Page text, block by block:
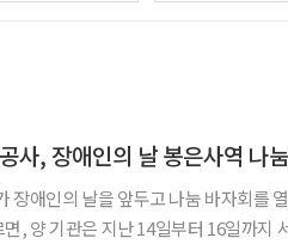
사, 장애인의 날 봉은사역 나
장애인의 날을 앞두고 나눔 바자회를